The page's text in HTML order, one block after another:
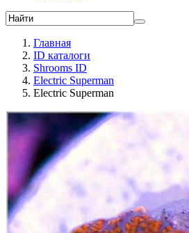
Главная
ID каталоги
Shrooms ID
Electric Superman
Electric Superman